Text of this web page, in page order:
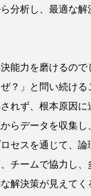
分析し、最適な解
能力を磨けるの
？」と問い続ける
れず、根本原因
らデータを収集
セスを通じて、論
チームで協力し、
解決策が見えてく